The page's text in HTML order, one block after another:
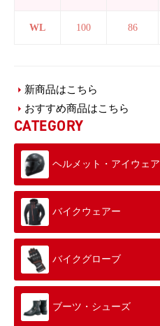
WL 100 86
新商品はこちら
おすすめ商品はこちら
CATEGORY
ヘルメット・アイウェア
バイクウェアー
バイクグローブ
ブーツ・シューズ